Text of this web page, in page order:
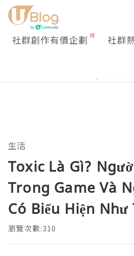
社群創作有價企劃 社群
生活
Toxic Là Gì?
Trong Game Và
Có Biểu Hiện Như
瀏覽次數:310